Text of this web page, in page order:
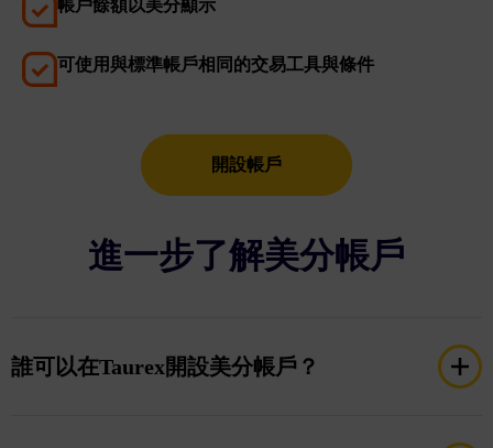
帳戶餘額以美分顯示
可使用與標準帳戶相同的交易工具與條件
開設帳戶
進一步了解美分帳戶
誰可以在Taurex開設美分帳戶？